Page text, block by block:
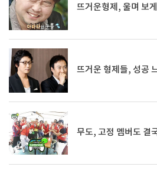
뜨거운형제, 울며 보게
뜨거운 형제들, 성공
무도, 고정 멤버도 결